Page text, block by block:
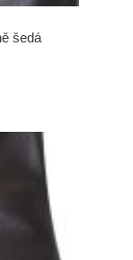
šedá